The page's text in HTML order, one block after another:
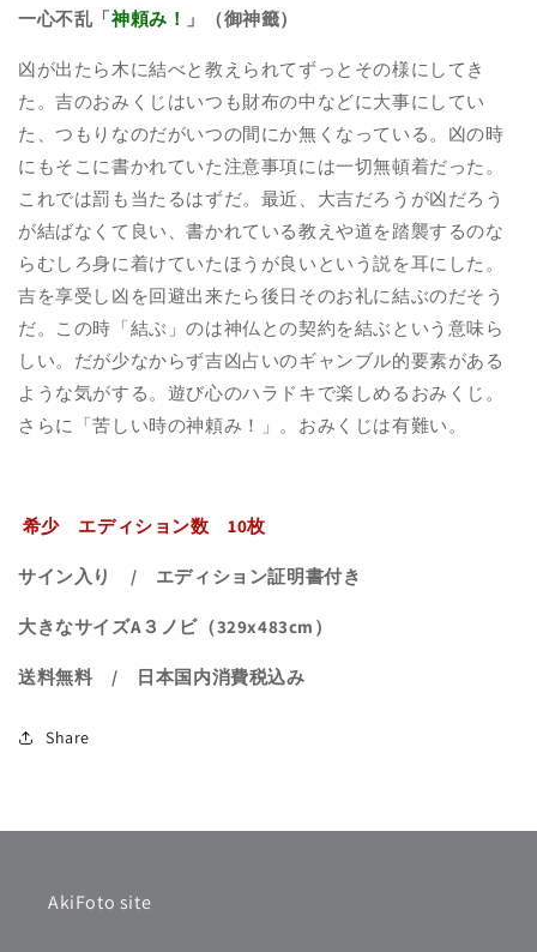
乱
リ
ー
ズ
ー
乱
リ
ー
ズ
ー
一心不乱「神頼み！ 」（御神籤）
凶が出たら木に結べと教えられてずっとその様にしてき
た。吉のおみくじはいつも財布の中などに大事にしてい
た、つもりなのだがいつの間にか無くなっている。凶の時
にもそこに書かれていた注意事項には一切無頓着だった。
これでは罰も当たるはずだ。最近、大吉だろうが凶だろう
が結ばなくて良い、書かれている教えや道を踏襲するのな
らむしろ身に着けていたほうが良いという説を耳にした。
吉を享受し凶を回避出来たら後日そのお礼に結ぶのだそう
だ。この時「結ぶ」のは神仏との契約を結ぶという意味ら
しい。だが少なからず吉凶占いのギャンブル的要素がある
ような気がする。遊び心のハラドキで楽しめるおみくじ。
さらに「苦しい時の神頼み！」。おみくじは有難い。
希少 エディション数 10枚
サイン入り / エディション証明書付き
大きなサイズA３ノビ（329x483cm）
送料無料 / 日本国内消費税込み
Share
AkiFoto site